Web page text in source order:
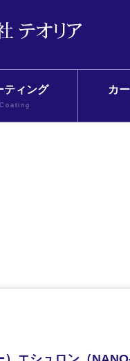
ティング
Coating
カ